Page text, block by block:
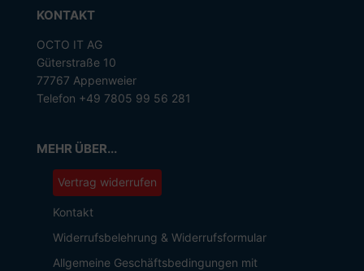
KONTAKT
OCTO IT AG
Güterstraße 10
77767 Appenweier
Telefon +49 7805 99 56 281
MEHR ÜBER...
Vertrag widerrufen
Kontakt
Widerrufsbelehrung & Widerrufsformular
Allgemeine Geschäftsbedingungen mit